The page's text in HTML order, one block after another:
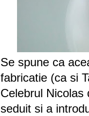
Se spune ca
fabricatie (ca si
Celebrul
seduit si a